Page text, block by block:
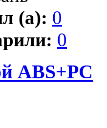
(а): 0
0
ABS+PC